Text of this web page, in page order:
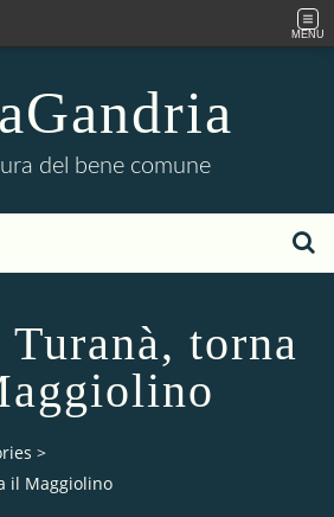
MENU
del bene comune
Turanà, torna
>
il Maggiolino